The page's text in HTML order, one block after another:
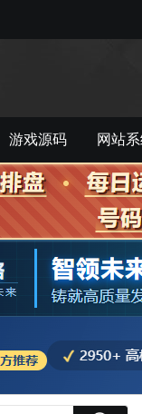
游戏源码 网站